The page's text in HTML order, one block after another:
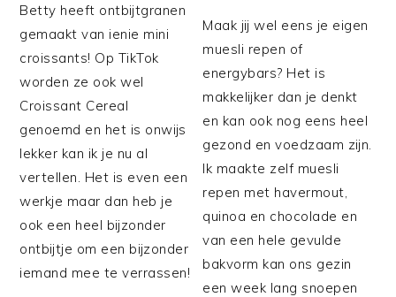
Betty heeft ontbijtgranen
gemaakt van ienie mini
croissants! Op TikTok
worden ze ook wel
Croissant Cereal
genoemd en het is onwijs
lekker kan ik je nu al
vertellen. Het is even een
werkje maar dan heb je
ook een heel bijzonder
ontbijtje om een bijzonder
iemand mee te verrassen!
Maak jij wel eens je eigen
muesli repen of
energybars? Het is
makkelijker dan je denkt
en kan ook nog eens heel
gezond en voedzaam zijn.
Ik maakte zelf muesli
repen met havermout,
quinoa en chocolade en
van een hele gevulde
bakvorm kan ons gezin
een week lang snoepen